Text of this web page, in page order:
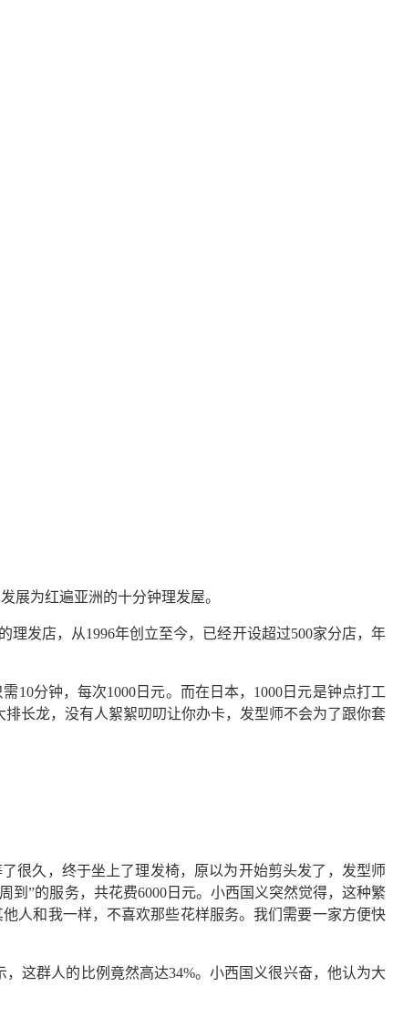
展为红遍亚洲的十分钟理发屋。
发店，从1996年创立至今，已经开设超过500家分店，年
10分钟，每次1000日元。而在日本，1000日元是钟点打工
长龙，没有人絮絮叨叨让你办卡，发型师不会为了跟你套
很久，终于坐上了理发椅，原以为开始剪头发了，发型师
”的服务，共花费6000日元。小西国义突然觉得，这种繁
人和我一样，不喜欢那些花样服务。我们需要一家方便快
这群人的比例竟然高达34%。小西国义很兴奋，他认为大